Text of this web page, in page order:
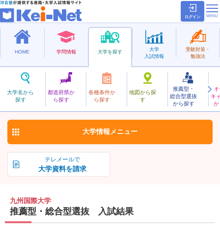
ログイン
HOME 学問情報 大学を探す
大学名から
探す
都道府県か
ら探す
各種条件か
ら探す
地図から探
す
推薦型・
総合型選抜
から探す
キ
か
大学
入試情報
受験対策・
勉強法
私立
きゅうしゅうこくさい
九州国際大学 お気に入り
テレメールで
大学資料を請求
大学情報 メニュー
九州国際大学
推薦型・総合型選抜 入試結果